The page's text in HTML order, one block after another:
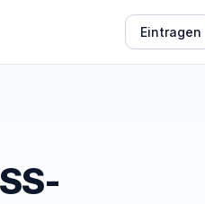
Eintragen